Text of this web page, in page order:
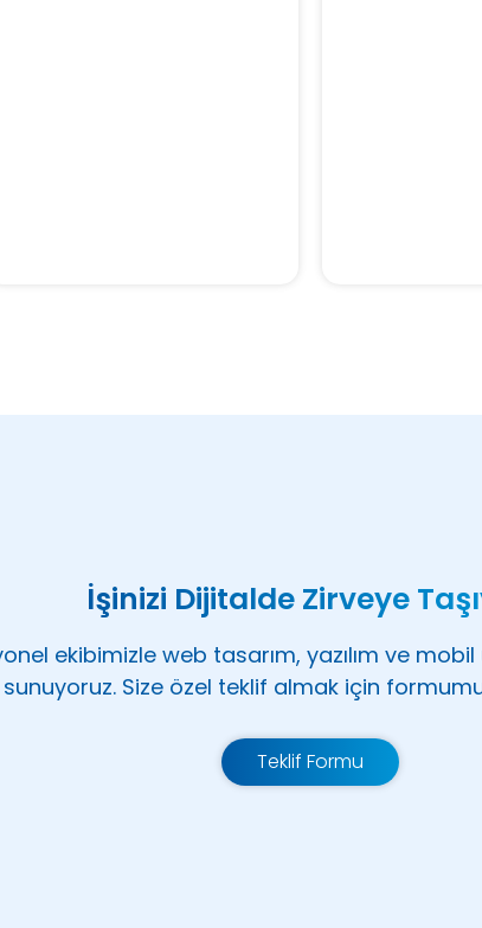
İşinizi Dijitalde Zirveye
ekibimizle web tasarım, yazılım ve
sunuyoruz. Size özel teklif almak için
Teklif Formu